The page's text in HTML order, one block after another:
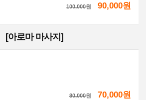
100,000원 90,000원
[아로마 마사지]
80,000원 70,000원